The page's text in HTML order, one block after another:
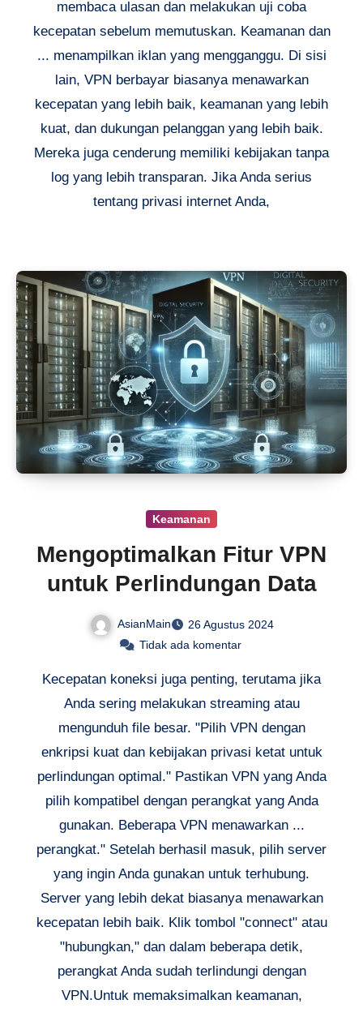
membaca ulasan dan melakukan uji coba
kecepatan sebelum memutuskan. Keamanan dan
... menampilkan iklan yang mengganggu. Di sisi
lain, VPN berbayar biasanya menawarkan
kecepatan yang lebih baik, keamanan yang lebih
kuat, dan dukungan pelanggan yang lebih baik.
Mereka juga cenderung memiliki kebijakan tanpa
log yang lebih transparan. Jika Anda serius
tentang privasi internet Anda,
Keamanan
Mengoptimalkan Fitur VPN
untuk Perlindungan Data
AsianMain
26 Agustus 2024
Tidak ada komentar
Kecepatan koneksi juga penting, terutama jika
Anda sering melakukan streaming atau
mengunduh file besar. "Pilih VPN dengan
enkripsi kuat dan kebijakan privasi ketat untuk
perlindungan optimal." Pastikan VPN yang Anda
pilih kompatibel dengan perangkat yang Anda
gunakan. Beberapa VPN menawarkan ...
perangkat." Setelah berhasil masuk, pilih server
yang ingin Anda gunakan untuk terhubung.
Server yang lebih dekat biasanya menawarkan
kecepatan lebih baik. Klik tombol "connect" atau
"hubungkan," dan dalam beberapa detik,
perangkat Anda sudah terlindungi dengan
VPN.Untuk memaksimalkan keamanan,